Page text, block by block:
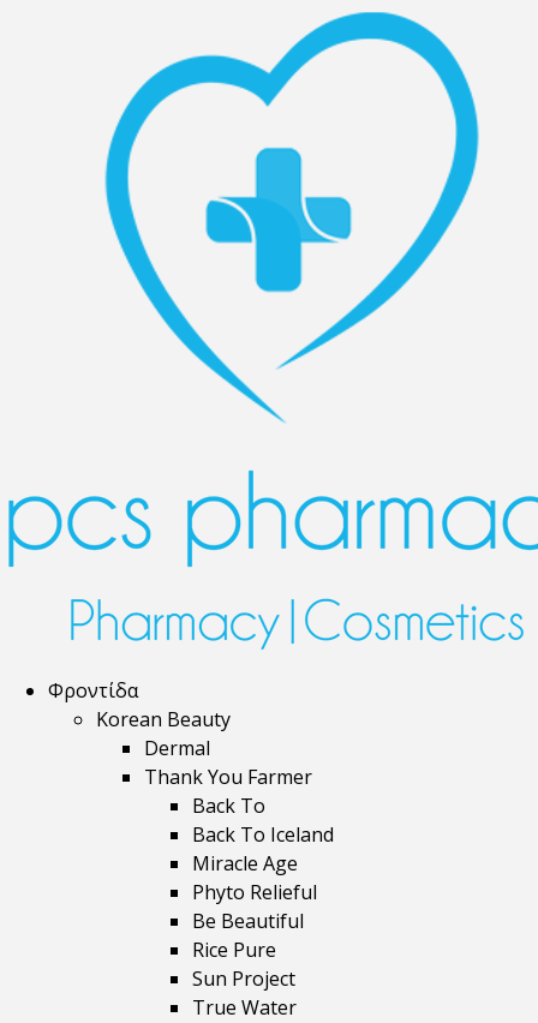
Φροντίδα
Korean Beauty
Dermal
Thank You Farmer
Back To
Back To Iceland
Miracle Age
Phyto Relieful
Be Beautiful
Rice Pure
Sun Project
True Water